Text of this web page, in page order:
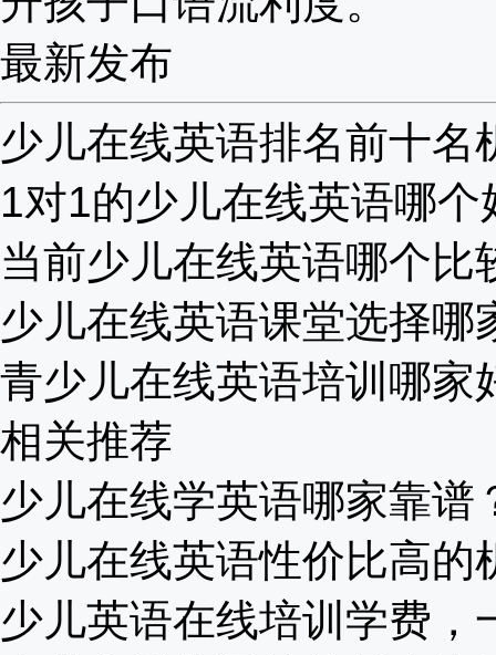
最新发布
少儿在线英语排名前十名
1对1的少儿在线英语哪个
当前少儿在线英语哪个比
少儿在线英语课堂选择哪
青少儿在线英语培训哪家
相关推荐
少儿在线学英语哪家靠谱
少儿在线英语性价比高的
少儿英语在线培训学费，